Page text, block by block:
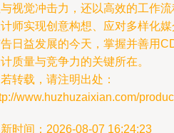
视觉冲击力，还以高效的工作
师实现创意构想、应对多样化
日益发展的今天，掌握并善用
质量与竞争力的关键所在。
转载，请注明出处：
www.huzhuzaixian.com/
时间：2026-08-07 16:24:23